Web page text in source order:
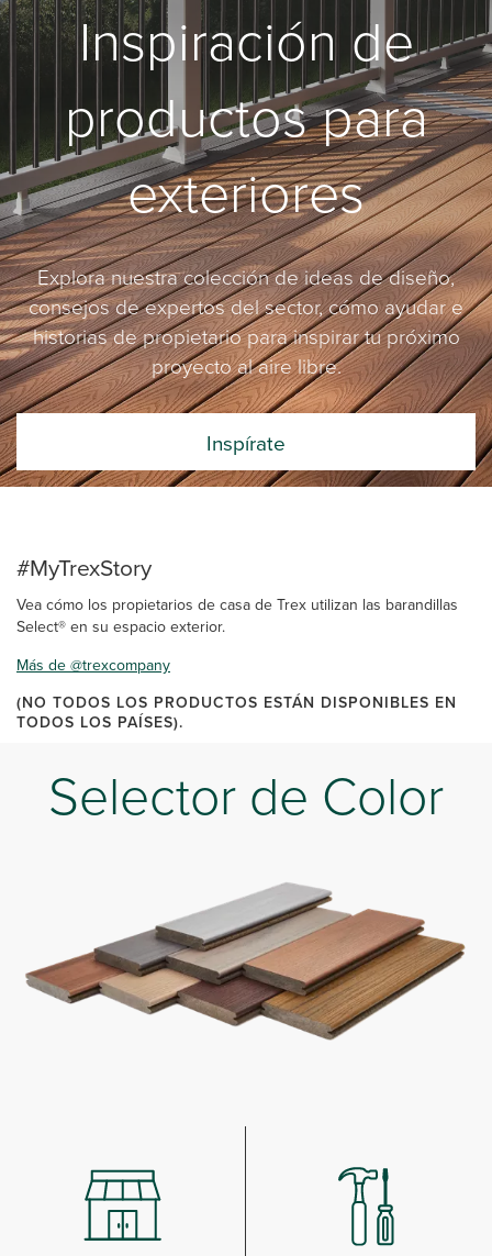
Inspiración de
productos para
exteriores
Explora nuestra colección de ideas de diseño,
consejos de expertos del sector, cómo ayudar e
historias de propietario para inspirar tu próximo
proyecto al aire libre.
Inspírate
#MyTrexStory
Vea cómo los propietarios de casa de Trex utilizan las barandillas
Select® en su espacio exterior.
Más de @trexcompany
(NO TODOS LOS PRODUCTOS ESTÁN DISPONIBLES EN
TODOS LOS PAÍSES).
Selector de Color